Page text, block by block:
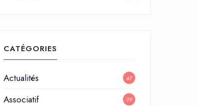
CATÉGORIES
Actualités 47
Associatif 29